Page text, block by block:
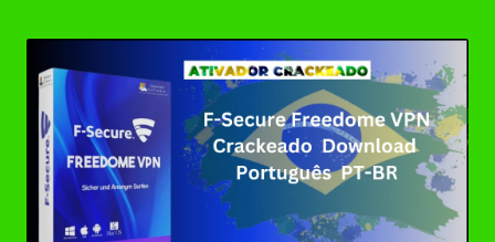
Crackeado
TreeSize Professional 9.6.1.2153
Crackeado Download Português
PT-BR
Glary Utilities Pro 6.45.0.49
Crackeado Baixar Grátis
Português PT-BR
PotPlayer 1.7.22979 Crackeado
Download Português PT-BR